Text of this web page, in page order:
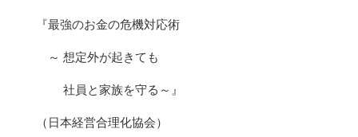
『最強のお金の危機対応術
～ 想定外が起きても
社員と家族を守る～』
（日本経営合理化協会）